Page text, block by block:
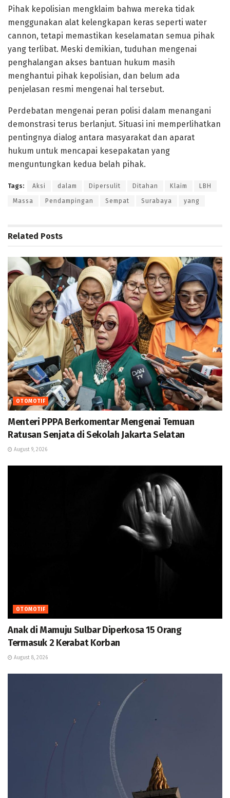
Pihak kepolisian mengklaim bahwa mereka tidak
menggunakan alat kelengkapan keras seperti water
cannon, tetapi memastikan keselamatan semua pihak
yang terlibat. Meski demikian, tuduhan mengenai
penghalangan akses bantuan hukum masih
menghantui pihak kepolisian, dan belum ada
penjelasan resmi mengenai hal tersebut.
Perdebatan mengenai peran polisi dalam menangani
demonstrasi terus berlanjut. Situasi ini memperlihatkan
pentingnya dialog antara masyarakat dan aparat
hukum untuk mencapai kesepakatan yang
menguntungkan kedua belah pihak.
Tags: Aksi dalam Dipersulit Ditahan Klaim LBH
Massa Pendampingan Sempat Surabaya yang
Related Posts
OTOMOTIF
Menteri PPPA Berkomentar Mengenai Temuan
Ratusan Senjata di Sekolah Jakarta Selatan
August 9, 2026
OTOMOTIF
Anak di Mamuju Sulbar Diperkosa 15 Orang
Termasuk 2 Kerabat Korban
August 8, 2026